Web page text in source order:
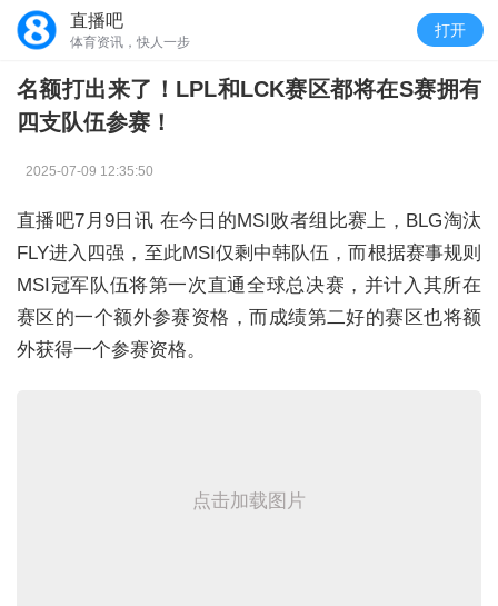
直播吧
体育资讯，快人一步
打开
名额打出来了！LPL和LCK赛区都将在S赛拥有
四支队伍参赛！
2025-07-09 12:35:50
直播吧7月9日讯 在今日的MSI败者组比赛上，BLG淘汰
FLY进入四强，至此MSI仅剩中韩队伍，而根据赛事规则
MSI冠军队伍将第一次直通全球总决赛，并计入其所在
赛区的一个额外参赛资格，而成绩第二好的赛区也将额
外获得一个参赛资格。
点击加载图片